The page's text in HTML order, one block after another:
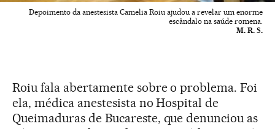
Depoimento da anestesista Camelia Roiu ajudou a revelar um enorme
escândalo na saúde romena.
M. R. S.
Roiu fala abertamente sobre o problema. Foi
ela, médica anestesista no Hospital de
Queimaduras de Bucareste, que denunciou as